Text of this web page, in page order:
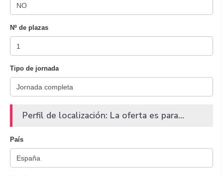
Nº de plazas
Tipo de jornada
Perfil de localización: La oferta es para...
País